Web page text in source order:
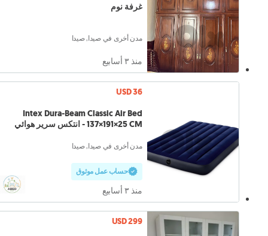
غرفة نوم
مدن أخرى في صيدا, صيدا
منذ ٣ أسابيع
USD 36
Intex Dura-Beam Classic Air Bed
137×191×25 CM - انتكس سرير هوائي
مدن أخرى في صيدا, صيدا
حساب عمل موثوق
منذ ٣ أسابيع
USD 299